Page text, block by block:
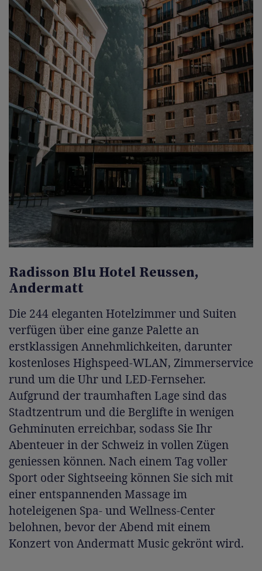
Radisson Blu Hotel Reussen,
Andermatt
Die 244 eleganten Hotelzimmer und Suiten
verfügen über eine ganze Palette an
erstklassigen Annehmlichkeiten, darunter
kostenloses Highspeed-WLAN, Zimmerservice
rund um die Uhr und LED-Fernseher.
Aufgrund der traumhaften Lage sind das
Stadtzentrum und die Berglifte in wenigen
Gehminuten erreichbar, sodass Sie Ihr
Abenteuer in der Schweiz in vollen Zügen
geniessen können. Nach einem Tag voller
Sport oder Sightseeing können Sie sich mit
einer entspannenden Massage im
hoteleigenen Spa- und Wellness-Center
belohnen, bevor der Abend mit einem
Konzert von Andermatt Music gekrönt wird.